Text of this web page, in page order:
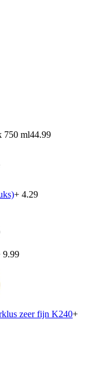
750 ml44.99
+ 4.29
9.99
zeer fijn K240+